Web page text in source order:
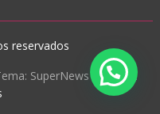
reservados
SuperNews deAcme